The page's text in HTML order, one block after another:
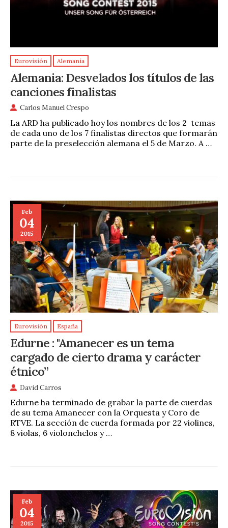
Eurovisión Alemania
Alemania: Desvelados los títulos de las
canciones finalistas
Carlos Manuel Crespo
La ARD ha publicado hoy los nombres de los 2 temas
de cada uno de los 7 finalistas directos que formarán
parte de la preselección alemana el 5 de Marzo. A …
Feb
04
2015
Eurovisión España
Edurne : "Amanecer es un tema
cargado de cierto drama y carácter
étnico”
David Carros
Edurne ha terminado de grabar la parte de cuerdas
de su tema Amanecer con la Orquesta y Coro de
RTVE. La sección de cuerda formada por 22 violines,
8 violas, 6 violonchelos y …
Feb
04
2015